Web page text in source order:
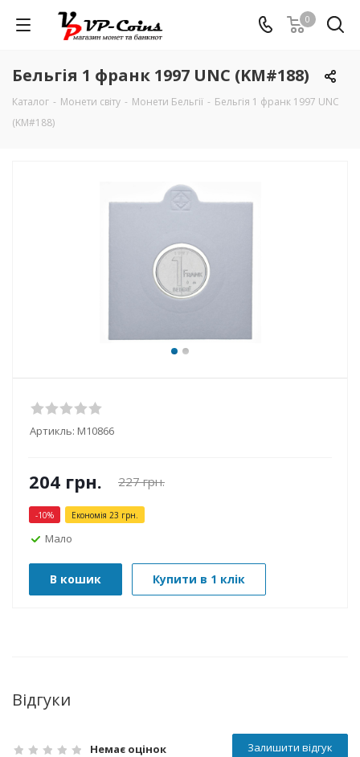
0
Бельгія 1 франк 1997 UNC (KM#188)
Каталог - Монети світу - Монети Бельгії - Бельгія 1 франк 1997 UNC
(KM#188)
Артикль: М10866
204 грн. 227грн.
-10% Економія 23 грн.
Мало
В кошик Купити в 1 клік
Відгуки
Немає оцінок Залишити відгук